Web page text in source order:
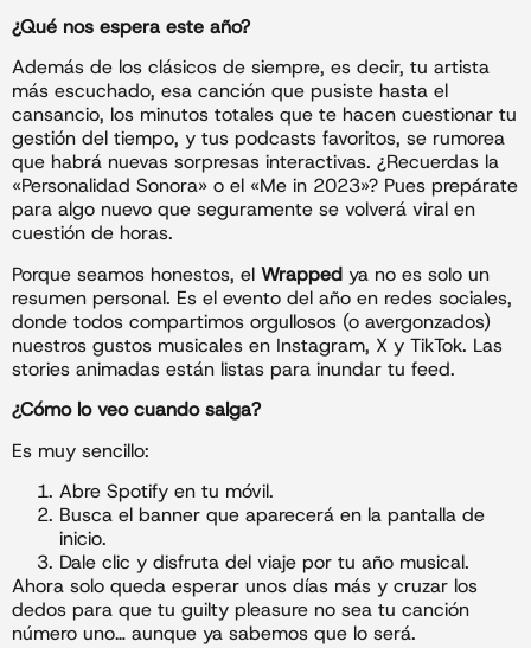
¿Qué nos espera este año?
Además de los clásicos de siempre, es decir, tu artista
más escuchado, esa canción que pusiste hasta el
cansancio, los minutos totales que te hacen cuestionar tu
gestión del tiempo, y tus podcasts favoritos, se rumorea
que habrá nuevas sorpresas interactivas. ¿Recuerdas la
«Personalidad Sonora» o el «Me in 2023»? Pues prepárate
para algo nuevo que seguramente se volverá viral en
cuestión de horas.
Porque seamos honestos, el Wrapped ya no es solo un
resumen personal. Es el evento del año en redes sociales,
donde todos compartimos orgullosos (o avergonzados)
nuestros gustos musicales en Instagram, X y TikTok. Las
stories animadas están listas para inundar tu feed.
¿Cómo lo veo cuando salga?
Es muy sencillo:
Abre Spotify en tu móvil.
Busca el banner que aparecerá en la pantalla de
inicio.
Dale clic y disfruta del viaje por tu año musical.
Ahora solo queda esperar unos días más y cruzar los
dedos para que tu guilty pleasure no sea tu canción
número uno… aunque ya sabemos que lo será.